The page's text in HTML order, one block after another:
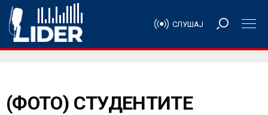
СЛУШАЈ
(ФОТО) СТУДЕНТИТЕ